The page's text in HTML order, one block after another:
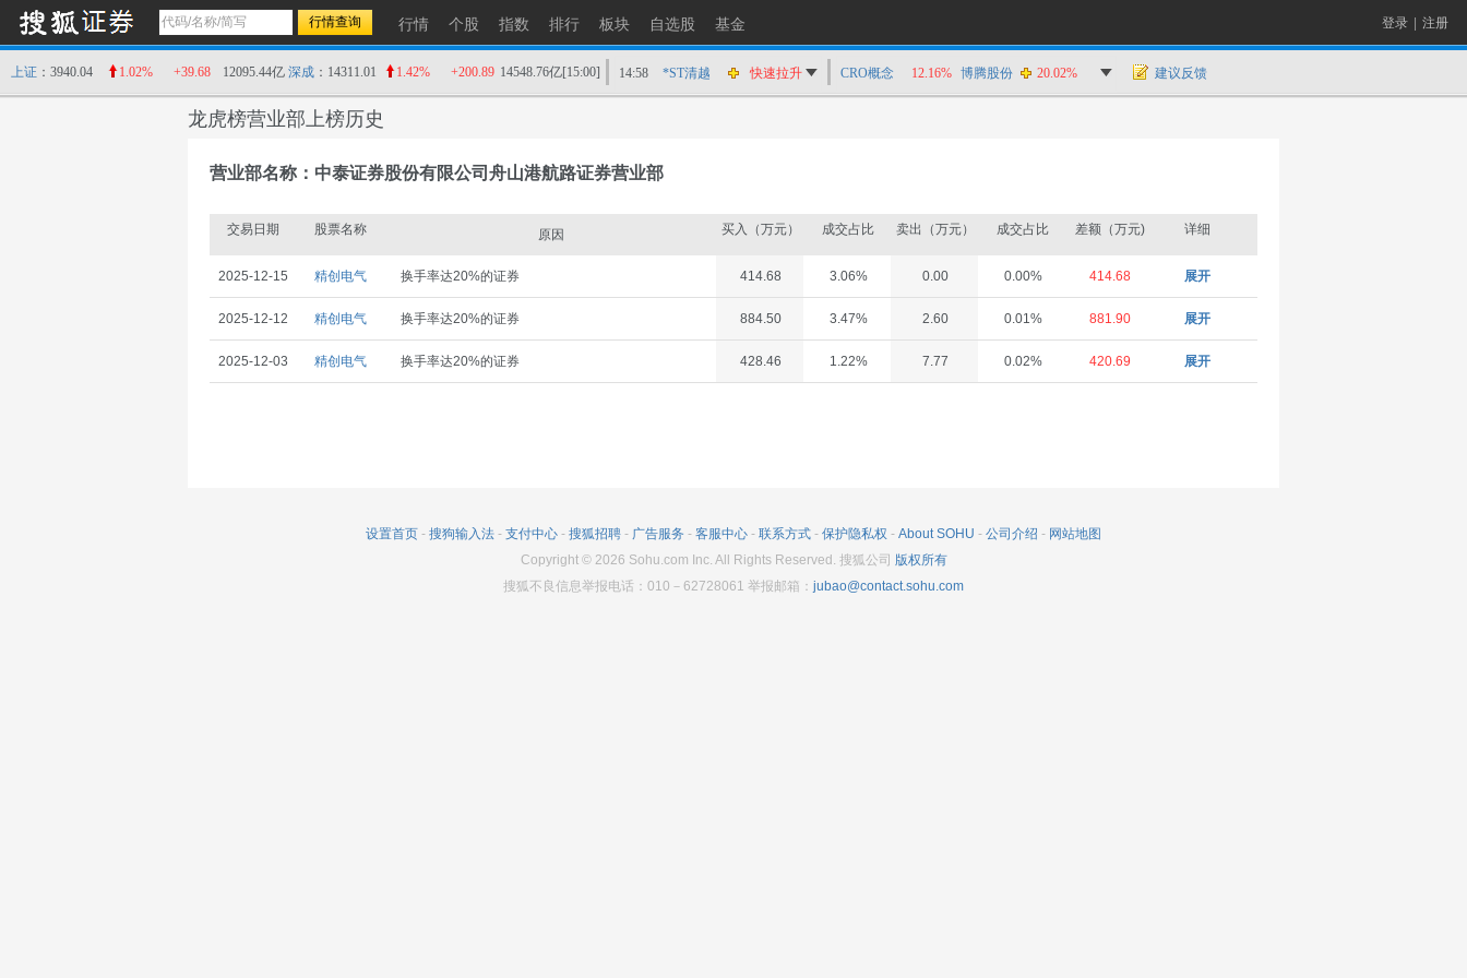
行情 个股 指数 排行 板块 自选股 基金 登录 注册
上证 ：3940.04 1.02% +39.68 12095.44亿 深成 ：14311.01 1.42% +200.89 14548.76亿[15:00] 14:58 *ST清越
快速拉升
14:56
金凯生科
跌停
快速拉升
CRO概念 12.16% 博腾股份 20.02% 建议反馈
龙虎榜营业部上榜历史
营业部名称：中泰证券股份有限公司舟山港航路证券营业部
交易日期 股票名称 原因 买入（万元） 成交占比 卖出（万元） 成交占比 差额（万元) 详细
2025-12-15 精创电气 换手率达20%的证券 414.68 3.06% 0.00 0.00% 414.68 展开
2025-12-12 精创电气 换手率达20%的证券 884.50 3.47% 2.60 0.01% 881.90 展开
2025-12-03 精创电气 换手率达20%的证券 428.46 1.22% 7.77 0.02% 420.69 展开
设置首页 - 搜狗输入法 - 支付中心 - 搜狐招聘 - 广告服务 - 客服中心 - 联系方式 - 保护隐私权 - About SOHU - 公司介绍 - 网站地图
Copyright © 2026 Sohu.com Inc. All Rights Reserved. 搜狐公司 版权所有
搜狐不良信息举报电话：010－62728061 举报邮箱： jubao@contact.sohu.com